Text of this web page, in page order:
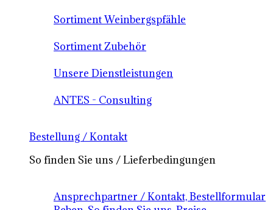
Sortiment Weinbergspfähle
Sortiment Zubehör
Unsere Dienstleistungen
ANTES - Consulting
Bestellung / Kontakt
So finden Sie uns / Lieferbedingungen
Ansprechpartner / Kontakt, Bestellformular